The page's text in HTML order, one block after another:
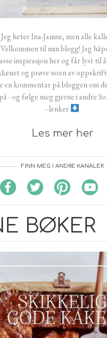
heter Ina-Janine, men alle
til min blogg! Jeg
inspirasjon her og får lyst til
og prøve noen av
en kommentar på bloggen om
- og følge meg gjerne i andre
- lenker
Les mer her
FINN MEG I ANDRE KANALER
BØKER